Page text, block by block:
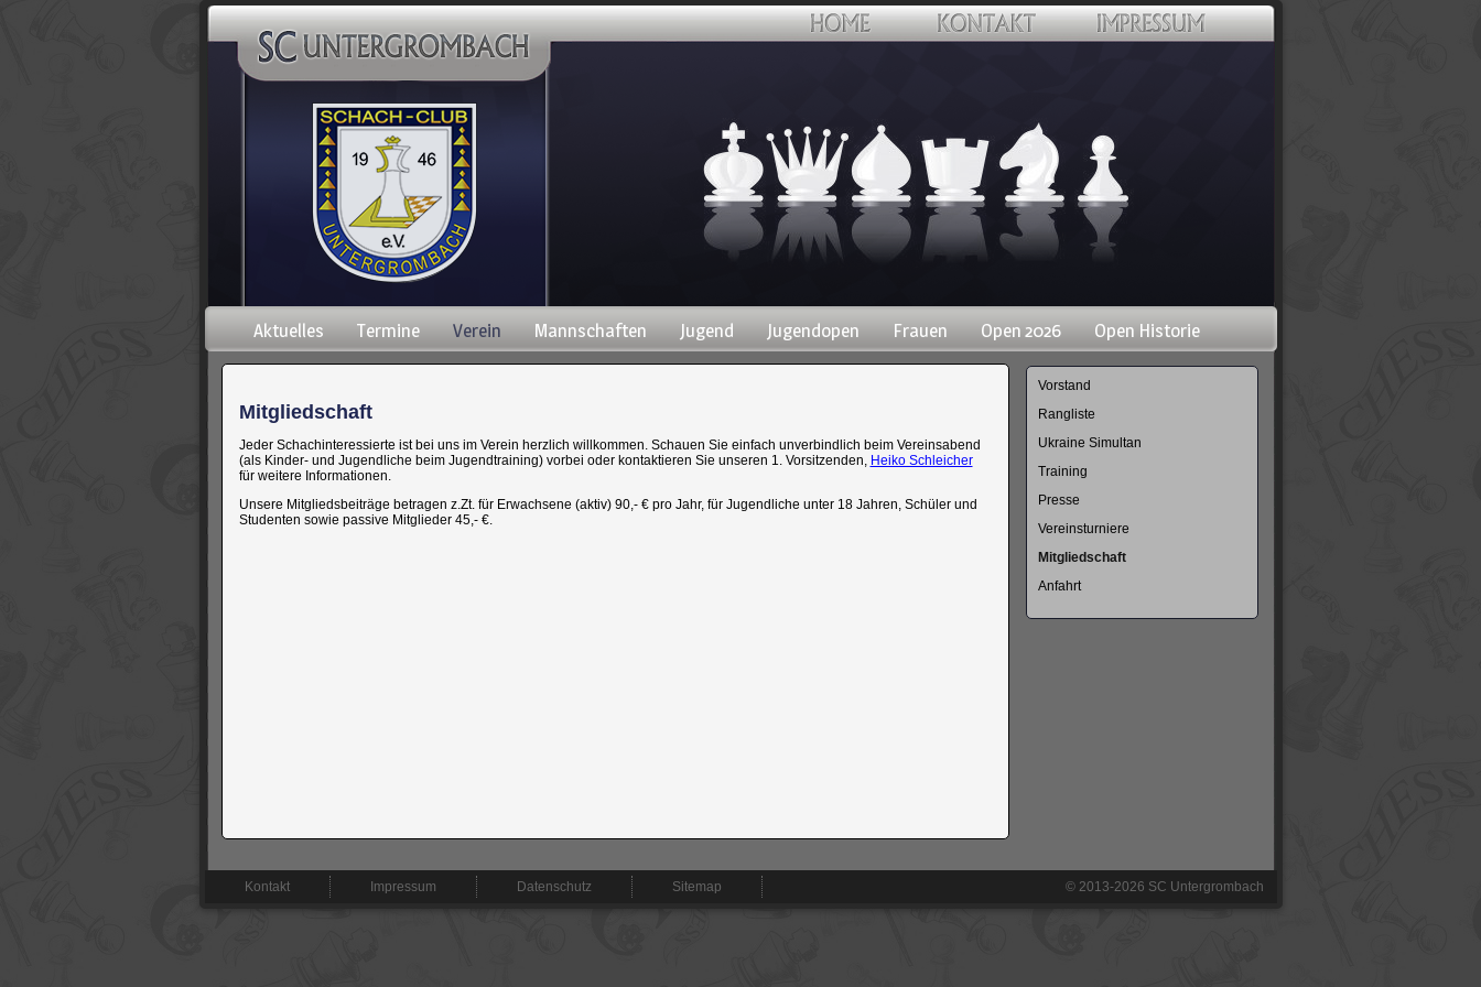
Navigation
überspringen
Aktuelles Termine Verein Mannschaften Jugend Jugendopen Frauen Open 2026 Open Historie
Mitgliedschaft
Jeder Schachinteressierte ist bei uns im Verein herzlich willkommen. Schauen Sie einfach unverbindlich beim Vereinsabend
(als Kinder- und Jugendliche beim Jugendtraining) vorbei oder kontaktieren Sie unseren 1. Vorsitzenden, Heiko Schleicher
für weitere Informationen.
Unsere Mitgliedsbeiträge betragen z.Zt. für Erwachsene (aktiv) 90,- € pro Jahr, für Jugendliche unter 18 Jahren, Schüler und
Studenten sowie passive Mitglieder 45,- €.
Navigation
Vorstand
Rangliste
Ukraine Simultan
Training
Presse
Vereinsturniere
Mitgliedschaft
Anfahrt
© 2013-2026 SC Untergrombach
Navigation
überspringen
Kontakt Impressum Datenschutz Sitemap